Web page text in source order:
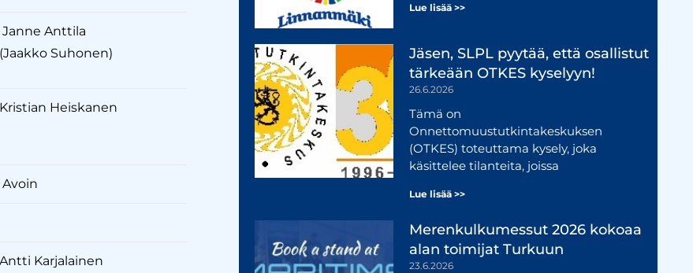
Janne Anttila
(Jaakko Suhonen)
Kristian Heiskanen
Avoin
Antti Karjalainen
Lue lisää >>
Jäsen, SLPL pyytää, että osallistut
tärkeään OTKES kyselyyn!
26.6.2026
Tämä on
Onnettomuustutkintakeskuksen
(OTKES) toteuttama kysely, joka
käsittelee tilanteita, joissa
Lue lisää >>
Merenkulkumessut 2026 kokoaa
alan toimijat Turkuun
23.6.2026